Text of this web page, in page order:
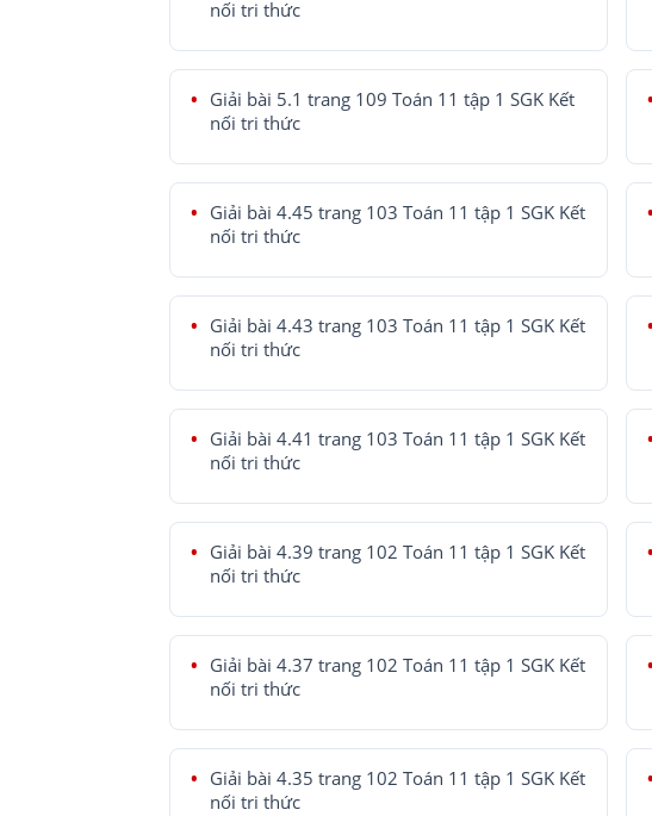
nối tri thức
Giải bài 5.1 trang 109 Toán 11 tập 1 SGK Kết
nối tri thức
Giải bài 4.45 trang 103 Toán 11 tập 1 SGK Kết
nối tri thức
Giải bài 4.43 trang 103 Toán 11 tập 1 SGK Kết
nối tri thức
Giải bài 4.41 trang 103 Toán 11 tập 1 SGK Kết
nối tri thức
Giải bài 4.39 trang 102 Toán 11 tập 1 SGK Kết
nối tri thức
Giải bài 4.37 trang 102 Toán 11 tập 1 SGK Kết
nối tri thức
Giải bài 4.35 trang 102 Toán 11 tập 1 SGK Kết
nối tri thức